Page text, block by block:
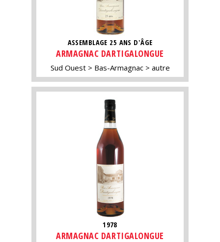
ASSEMBLAGE 25 ANS D'ÂGE
ARMAGNAC DARTIGALONGUE
Sud Ouest Bas-Armagnac autre
1978
ARMAGNAC DARTIGALONGUE